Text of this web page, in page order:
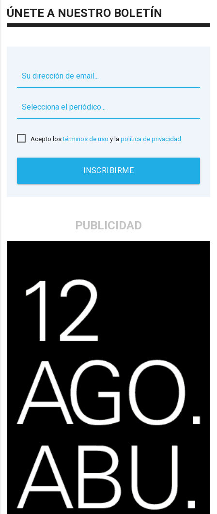
ÚNETE A NUESTRO BOLETÍN
Acepto lostérminos de uso y lapolítica de privacidad
INSCRIBIRME
PUBLICIDAD